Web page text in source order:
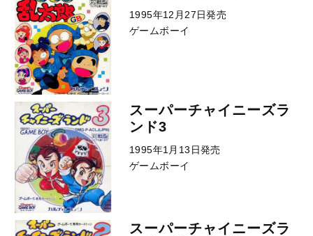
1995年12月27日発売
ゲームボーイ
スーパーチャイニーズラ
ンド3
1995年1月13日発売
ゲームボーイ
スーパーチャイニーズラ